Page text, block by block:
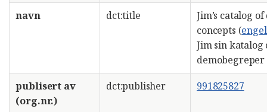
navn
dct:title
Jim’s catalog
concepts (
Jim sin katalog
demobegreper
publisert av
(org.nr.)
dct:publisher 991825827